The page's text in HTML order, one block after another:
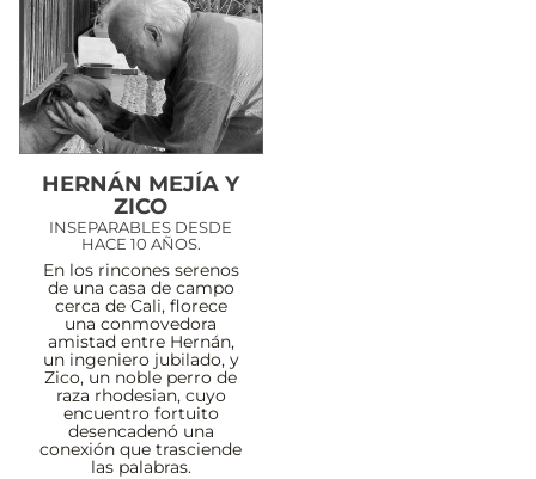
HERNÁN MEJÍA Y
ZICO
INSEPARABLES DESDE
HACE 10 AÑOS.
En los rincones serenos
de una casa de campo
cerca de Cali, florece
una conmovedora
amistad entre Hernán,
un ingeniero jubilado, y
Zico, un noble perro de
raza rhodesian, cuyo
encuentro fortuito
desencadenó una
conexión que trasciende
las palabras.